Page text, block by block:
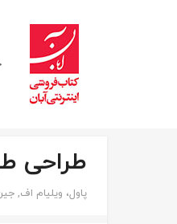
طراحی
پاول، ویلیام اف,